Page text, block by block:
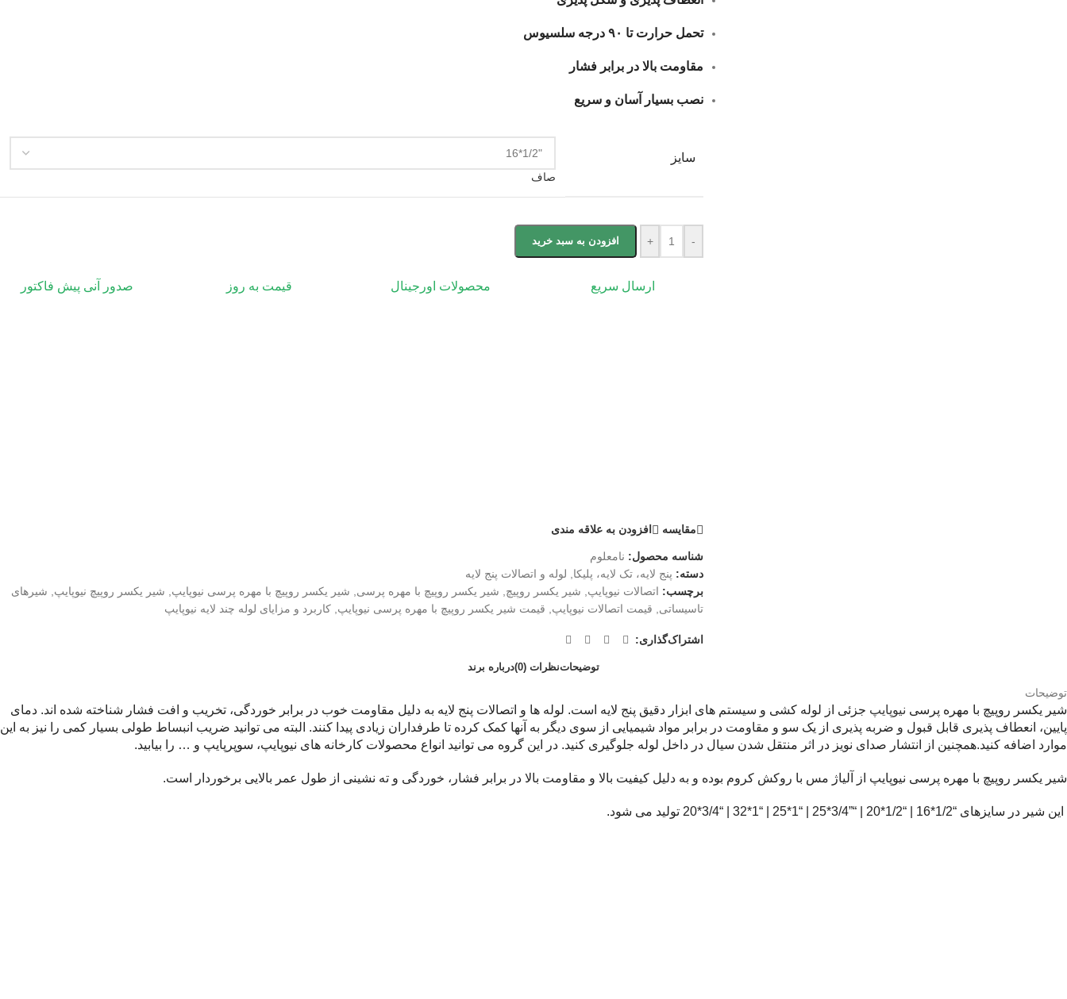
تحمل حرارت تا ۹۰ درجه سلسیوس
مقاومت بالا در برابر فشار
نصب بسیار آسان و سریع
سایز
صاف
-
+ افزودن به سبد خرید
صدور آنی پیش فاکتور قیمت به روز محصولات اورجینال ارسال سریع
مقايسه افزودن به علاقه مندی
شناسه محصول: نامعلوم
دسته: پنج لایه، تک لایه، پلیکا
لوله و اتصالات پنج لایه
برچسب: اتصالات نیوپایپ شیر یکسر روپیچ شیر یکسر روپیچ با مهره پرسی شیر یکسر روپیچ با مهره پرسی نیوپایپ شیر یکسر روپیچ نیوپایپ
شیرهای
تاسیساتی
قیمت اتصالات نیوپایپ قیمت شیر یکسر روپیچ با مهره پرسی نیوپایپ کاربرد و مزایای لوله چند لایه نیوپایپ
اشتراک‌گذاری:
توضیحاتنظرات (0) درباره برند
توضیحات
شیر یکسر روپیچ با مهره پرسی نیوپایپ جزئی از لوله کشی و سیستم های ابزار دقیق پنج لایه است. لوله ها و اتصالات پنج لایه به دلیل مقاومت خوب در برابر خوردگی، تخریب و افت فشار شناخته شده اند. دمای
پایین، انعطاف پذیری قابل قبول و ضربه پذیری از یک سو و مقاومت در برابر مواد شیمیایی از سوی دیگر به آنها کمک کرده تا طرفداران زیادی پیدا کنند. البته می توانید ضریب انبساط طولی بسیار کمی را نیز به این
موارد اضافه کنید.همچنین از انتشار صدای نویز در اثر منتقل شدن سیال در داخل لوله جلوگیری کنید. در این گروه می توانید انواع محصولات کارخانه های نیوپایپ، سوپرپایپ و … را بیابید.
شیر یکسر روپیچ با مهره پرسی نیوپایپ از آلیاژ مس با روکش کروم بوده و به دلیل کیفیت بالا و مقاومت بالا در برابر فشار، خوردگی و ته نشینی از طول عمر بالایی برخوردار است.
این شیر در سایزهای “1/2*16 | “1/2*20 | “”3/4*25 | “1*25 | “1*32 | “3/4*20 تولید می شود.